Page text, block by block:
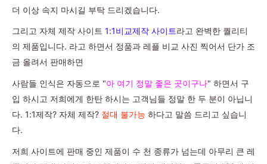
더 이상 속지 마시길 부탁 드리겠습니다.
그리고 자체 제작 사이트 1:1비교제작 사이트라고 완벽한 퀄리티
의 제품입니다. 라고 하면서 정품과 레플 비교 사진 찍어서 단가 조
금 올려서 판매하면
사람들 인식은 자동으로 "아 여기 정말 좋은 곳이구나" 하면서 구
입 하시고 저희에게 한탄 하시는 고객님들 정말 한 두 분이 아닙니
다. 1:1제작? 자체 제작? 절대 불가능 하다고 말씀 드리고 싶습니
다.
저희 사이트에 판매 중인 제품이 수 천 종류가 넘는데 아무리 큰 레